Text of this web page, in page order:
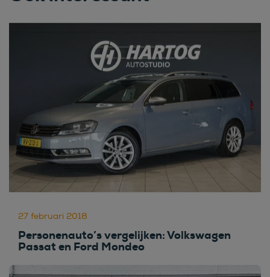
27 februari 2018
Personenauto’s vergelijken: Volkswagen
Passat en Ford Mondeo